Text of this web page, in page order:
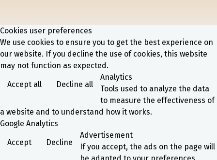
Cookies user preferences
We use cookies to ensure you to get the best experience on
our website. If you decline the use of cookies, this website
may not function as expected.
Accept all Decline all
Analytics
Tools used to analyze the data
to measure the effectiveness of
a website and to understand how it works.
Google Analytics
Accept Decline
Advertisement
If you accept, the ads on the page will